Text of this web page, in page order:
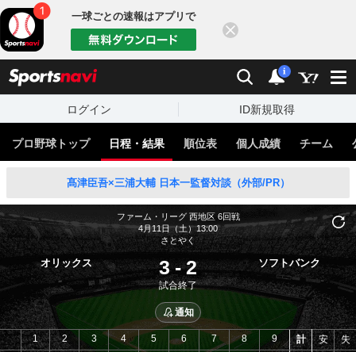
一球ごとの速報はアプリで
検索 通知
i
ログイン ID新規取得
プロ野球トップ 日程・結果 順位表 個人成績 チーム
髙津臣吾×三浦大輔 日本一監督対談（外部/PR）
ファーム・リーグ 西地区 6回戦
4月11日（土）13:00
さとやく
オリックス 3 - 2
試合終了
ソフトバンク
通知
1 2 3 4 5 6 7 8
9
計 安 失